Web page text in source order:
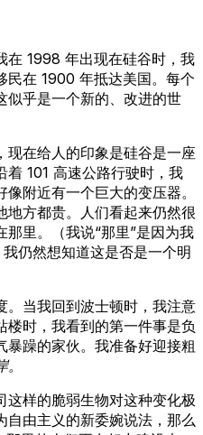
在 1998 年出现在硅谷时，我
民在 1900 年抵达美国。每个
似乎是一个新的、改进的世
现在给人的印象是硅谷是一座
着 101 高速公路行驶时，我
附近有一个巨大的变压器。
地方都贵。人们看起来仍然很
里。（我说“那里”是因为我
仍然想知道这是否是一个明
。当我回到波士顿时，我注意
时，我看到的第一件事是负
躁的家伙。我准备好迎接粗
这样的脆弱生物对这种变化极
由主义的新委婉说法，那么